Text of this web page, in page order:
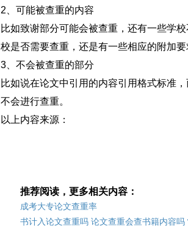
2、可能被查重的内容
比如致谢部分可能会被查重，还有一些学
校是否需要查重，还是有一些相应的附加要
3、不会被查重的部分
比如说在论文中引用的内容引用格式标准
不会进行查重。
以上内容来源：
推荐阅读，更多相关内容：
成考大专论文查重率
书计入论文查重吗 论文查重会查书籍内容吗